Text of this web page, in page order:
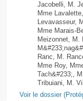
Jacobelli, M.
Mme
Levavasseur,
Mme Marais-
Meizonnet, M.
Ranc, M.
Mme Roy,
Tach&#233;,
Tribuiani, M.
Voir le dossier